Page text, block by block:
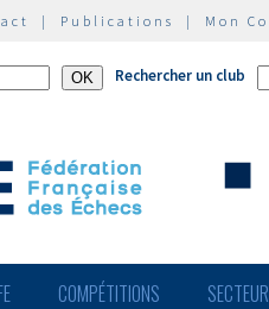
| Publications | Mon
Rechercher un club
COMPÉTITIONS